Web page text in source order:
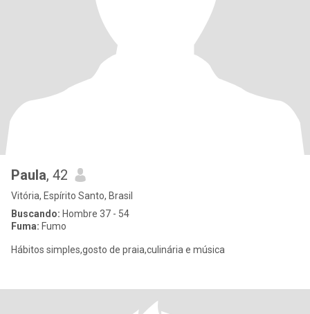
Paula, 42
Vitória, Espírito Santo, Brasil
Buscando: Hombre 37 - 54
Fuma: Fumo
Hábitos simples,gosto de praia,culinária e música